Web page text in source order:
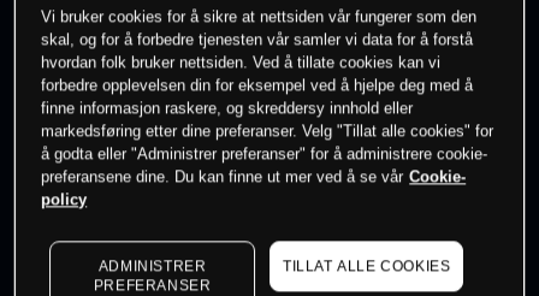
0% av kunder erpå dette instrumentet
Søk om konto
Vi bruker cookies for å sikre at nettsiden vår fungerer som den
skal, og for å forbedre tjenesten vår samler vi data for å forstå
hvordan folk bruker nettsiden. Ved å tillate cookies kan vi
forbedre opplevelsen din for eksempel ved å hjelpe deg med å
finne informasjon raskere, og skreddersy innhold eller
markedsføring etter dine preferanser. Velg "Tillat alle cookies" for
å godta eller "Administrer preferanser" for å administrere cookie-
preferansene dine. Du kan finne ut mer ved å se vår Cookie-
policy
ADMINISTRER
PREFERANSER
TILLAT ALLE COOKIES